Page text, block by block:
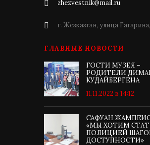
zhezvestnik@mail.ru
г. Жезказган, улица
ГЛАВНЫЕ НОВОСТИ
ГОСТИ МУЗЕЯ –
РОДИТЕЛИ
КУДАЙБЕРГЕНА
11.11.2022 в 14:12
САФУАН
«МЫ ХОТИМ
ПОЛИЦИЕЙ
ДОСТУПНОСТИ»